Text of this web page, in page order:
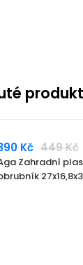
Kč 449 Kč
Zahradní